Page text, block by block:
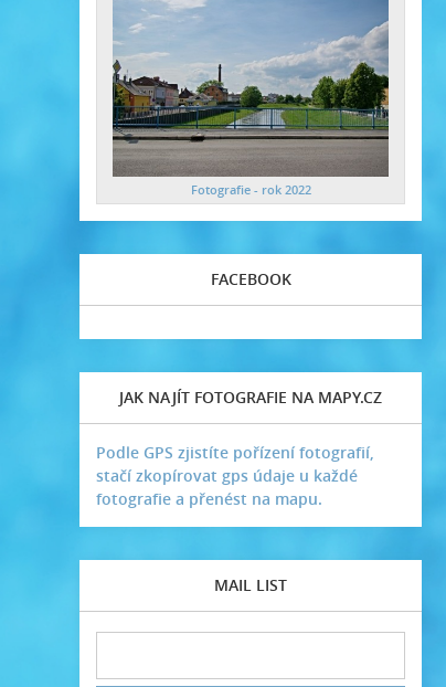
Fotografie - rok 2022
FACEBOOK
JAK NAJÍT FOTOGRAFIE NA MAPY.CZ
Podle GPS zjistíte pořízení fotografií,
stačí zkopírovat gps údaje u každé
fotografie a přenést na mapu.
MAIL LIST